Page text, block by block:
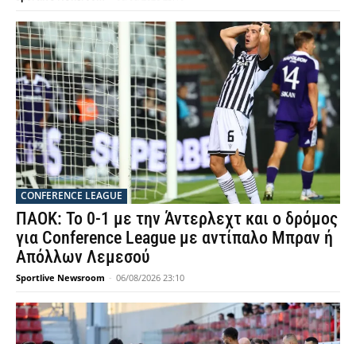
CONFERENCE LEAGUE
ΠΑΟΚ: Το 0-1 με την Άντερλεχτ και ο δρόμος
για Conference League με αντίπαλο Μπραν ή
Απόλλων Λεμεσού
Sportlive Newsroom - 06/08/2026 23:10